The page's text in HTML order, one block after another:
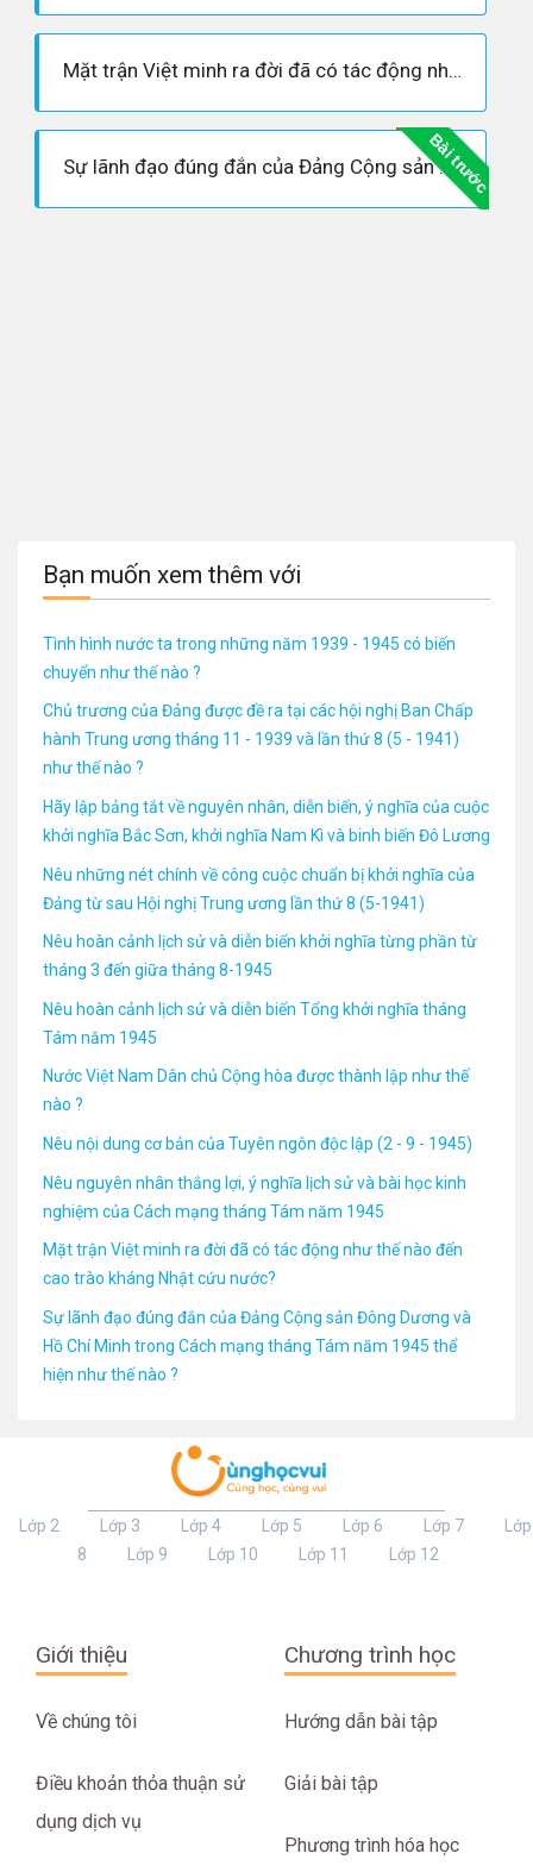
Mặt trận Việt minh ra đời đã có tác động như thế nào đến cao trào kháng Nhật cứu nước?
Bài trước
Sự lãnh đạo đúng đắn của Đảng Cộng sản Đông Dương và Hồ Chí Minh trong Cách mạng tháng Tám năm 1945 thể hiện như thế nào ?
Bạn muốn xem thêm với
Tình hình nước ta trong những năm 1939 - 1945 có biến
chuyển như thế nào ?
Chủ trương của Đảng được đề ra tại các hội nghị Ban Chấp
hành Trung ương tháng 11 - 1939 và lần thứ 8 (5 - 1941)
như thế nào ?
Hãy lập bảng tắt về nguyên nhân, diễn biến, ý nghĩa của cuộc
khởi nghĩa Bắc Sơn, khởi nghĩa Nam Kì và binh biến Đô Lương
Nêu những nét chính về công cuộc chuẩn bị khởi nghĩa của
Đảng từ sau Hội nghị Trung ương lần thứ 8 (5-1941)
Nêu hoàn cảnh lịch sử và diễn biến khởi nghĩa từng phần từ
tháng 3 đến giữa tháng 8-1945
Nêu hoàn cảnh lịch sử và diễn biến Tổng khởi nghĩa tháng
Tám năm 1945
Nước Việt Nam Dân chủ Cộng hòa được thành lập như thế
nào ?
Nêu nội dung cơ bản của Tuyên ngôn độc lập (2 - 9 - 1945)
Nêu nguyên nhân thắng lợi, ý nghĩa lịch sử và bài học kinh
nghiệm của Cách mạng tháng Tám năm 1945
Mặt trận Việt minh ra đời đã có tác động như thế nào đến
cao trào kháng Nhật cứu nước?
Sự lãnh đạo đúng đắn của Đảng Cộng sản Đông Dương và
Hồ Chí Minh trong Cách mạng tháng Tám năm 1945 thể
hiện như thế nào ?
Lớp 2 Lớp 3 Lớp 4 Lớp 5 Lớp 6 Lớp 7
Lớp
8
Lớp 9 Lớp 10 Lớp 11 Lớp 12
Giới thiệu
Về chúng tôi
Điều khoản thỏa thuận sử
dụng dịch vụ
Chương trình học
Hướng dẫn bài tập
Giải bài tập
Phương trình hóa học